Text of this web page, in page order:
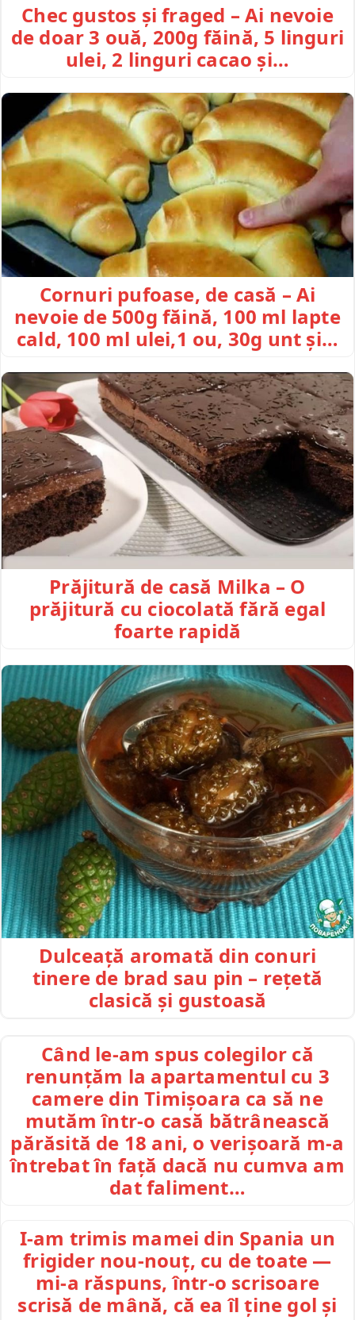
Chec gustos și fraged – Ai nevoie
de doar 3 ouă, 200g făină, 5 linguri
ulei, 2 linguri cacao și…
Cornuri pufoase, de casă – Ai
nevoie de 500g făină, 100 ml lapte
cald, 100 ml ulei,1 ou, 30g unt și…
Prăjitură de casă Milka – O
prăjitură cu ciocolată fără egal
foarte rapidă
Dulceață aromată din conuri
tinere de brad sau pin – rețetă
clasică și gustoasă
Când le-am spus colegilor că
renunțăm la apartamentul cu 3
camere din Timișoara ca să ne
mutăm într-o casă bătrânească
părăsită de 18 ani, o verișoară m-a
întrebat în față dacă nu cumva am
dat faliment…
I-am trimis mamei din Spania un
frigider nou-nouț, cu de toate —
mi-a răspuns, într-o scrisoare
scrisă de mână, că ea îl ține gol și